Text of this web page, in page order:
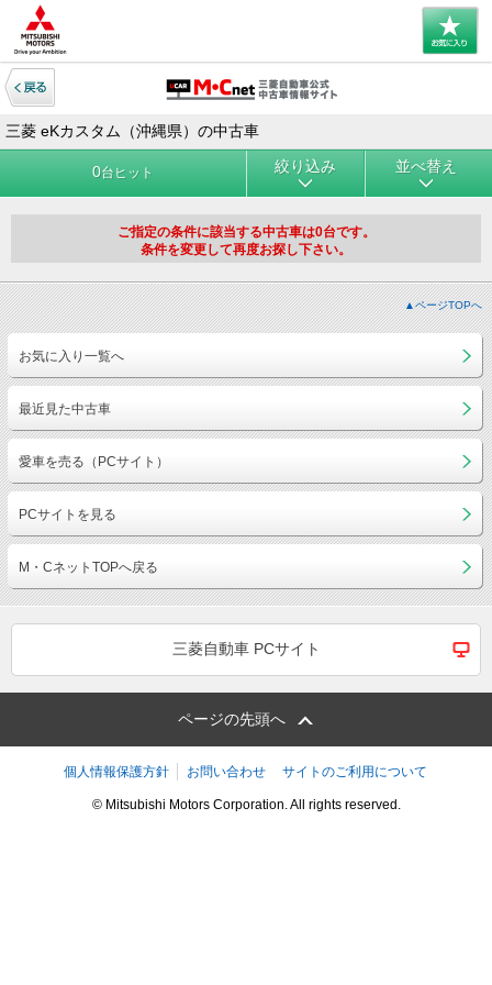
三菱 eKカスタム（沖縄県）の中古車
0台ヒット 絞り込み 並べ替え
ご指定の条件に該当する中古車は0台です。
条件を変更して再度お探し下さい。
▲ページTOPへ
お気に入り一覧へ
最近見た中古車
愛車を売る（PCサイト）
PCサイトを見る
M・CネットTOPへ戻る
三菱自動車 PCサイト
ページの先頭へ
個人情報保護方針 お問い合わせ サイトのご利用について
© Mitsubishi Motors Corporation. All rights reserved.